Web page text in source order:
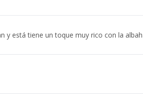
y está tiene un toque muy rico con la